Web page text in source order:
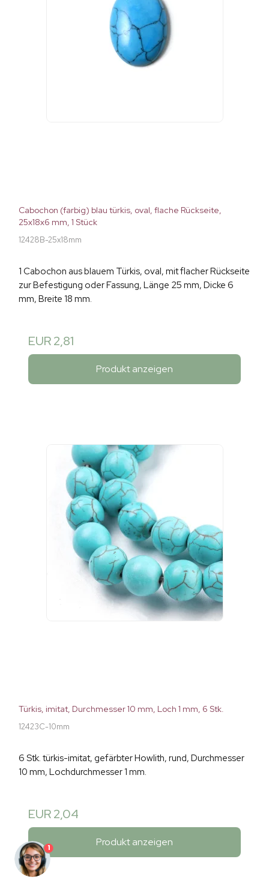
Cabochon (farbig) blau türkis, oval, flache Rückseite,
25x18x6 mm, 1 Stück
12428B-25x18mm
1 Cabochon aus blauem Türkis, oval, mit flacher Rückseite
zur Befestigung oder Fassung, Länge 25 mm, Dicke 6
mm, Breite 18 mm.
EUR 2,81
Produkt anzeigen
Türkis, imitat, Durchmesser 10 mm, Loch 1 mm, 6 Stk.
12423C-10mm
6 Stk. türkis-imitat, gefärbter Howlith, rund, Durchmesser
10 mm, Lochdurchmesser 1 mm.
EUR 2,04
Produkt anzeigen
1